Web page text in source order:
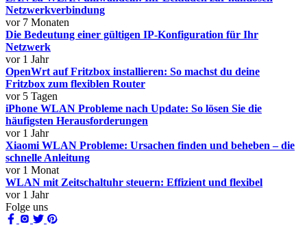
Netzwerkverbindung
vor 7 Monaten
Die Bedeutung einer gültigen IP-Konfiguration für Ihr
Netzwerk
vor 1 Jahr
OpenWrt auf Fritzbox installieren: So machst du deine
Fritzbox zum flexiblen Router
vor 5 Tagen
iPhone WLAN Probleme nach Update: So lösen Sie die
häufigsten Herausforderungen
vor 1 Jahr
Xiaomi WLAN Probleme: Ursachen finden und beheben – die
schnelle Anleitung
vor 1 Monat
WLAN mit Zeitschaltuhr steuern: Effizient und flexibel
vor 1 Jahr
Folge uns